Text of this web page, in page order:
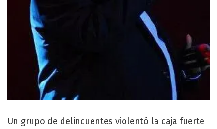
Un grupo de delincuentes violentó la caja fuerte